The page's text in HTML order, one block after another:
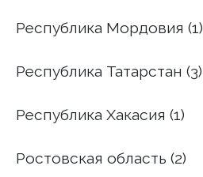
Республика Мордовия (1)
Республика Татарстан (3)
Республика Хакасия (1)
Ростовская область (2)